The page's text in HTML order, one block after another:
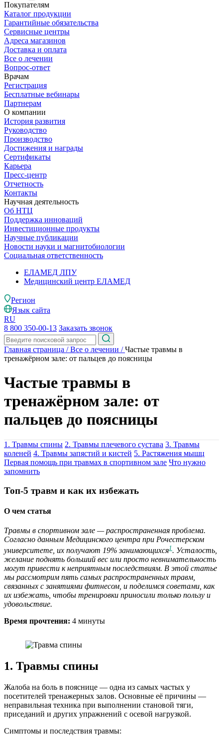
Покупателям
Каталог продукции
Гарантийные обязательства
Сервисные центры
Адреса магазинов
Доставка и оплата
Все о лечении
Вопрос-ответ
Врачам
Регистрация
Бесплатные вебинары
Партнерам
О компании
История развития
Руководство
Производство
Достижения и награды
Сертификаты
Карьера
Пресс-центр
Отчетность
Контакты
Научная деятельность
Об НТЦ
Поддержка инноваций
Инвестиционные продукты
Научные публикации
Новости науки и магнитобиологии
Социальная ответственность
ЕЛАМЕД ЛПУ
Медицинский центр ЕЛАМЕД
Регион
Язык сайта
RU
8 800 350-00-13 Заказать звонок
Главная страница /Все о лечении /Частые травмы в
тренажёрном зале: от пальцев до поясницы
Частые травмы в
тренажёрном зале: от
пальцев до поясницы
1. Травмы спины 2. Травмы плечевого сустава 3. Травмы
коленей 4. Травмы запястий и кистей 5. Растяжения мышц
Первая помощь при травмах в спортивном зале Что нужно
запомнить
Топ-5 травм и как их избежать
О чем статья
Травмы в спортивном зале — распространенная проблема.
Согласно данным Медицинского центра при Рочестерском
университете, их получают 19% занимающихся1. Усталость,
желание поднять больший вес или просто невнимательность
могут привести к неприятным последствиям. В этой статье
мы рассмотрим пять самых распространенных травм,
связанных с занятиями фитнесом, и поделимся советами, как
их избежать, чтобы тренировки приносили только пользу и
удовольствие.
Время прочтения: 4 минуты
1. Травмы спины
Жалоба на боль в пояснице — одна из самых частых у
посетителей тренажерных залов. Основные её причины —
неправильная техника при выполнении становой тяги,
приседаний и других упражнений с осевой нагрузкой.
Симптомы и последствия травмы: